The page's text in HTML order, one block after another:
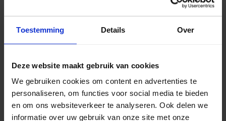
Toestemming Details Over
Deze website maakt gebruik van cookies
We gebruiken cookies om content en advertenties te
personaliseren, om functies voor social media te bieden
en om ons websiteverkeer te analyseren. Ook delen we
informatie over uw gebruik van onze site met onze
slimme keuze voor onder andere woonkamers,
showrooms of cafés.
Met een verbruik van slechts 3.7 W vervangt deze
LED‑spot een traditionele halogeenspot van 35 W.
Dit zorgt voor een energiebesparing van ongeveer
90 %. Ondanks het lage energieverbruik levert de